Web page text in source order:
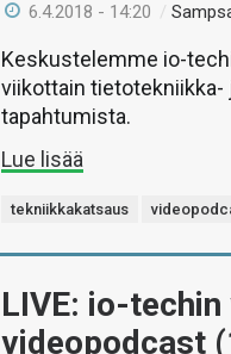
6.4.2018 - 14:20 /
Keskustelemme io-
viikottain
tapahtumista.
Lue lisää
tekniikkakatsaus
LIVE: io-
videopodcast